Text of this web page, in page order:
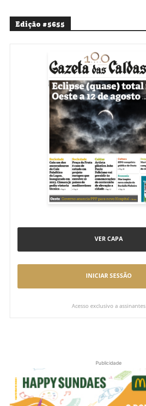
Edição #5655
VER CAPA
INICIAR SESSÃO
Acesso exclusivo a assinantes
Publicidade